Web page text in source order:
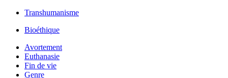
Transhumanisme
Bioéthique
Avortement
Euthanasie
Fin de vie
Genre